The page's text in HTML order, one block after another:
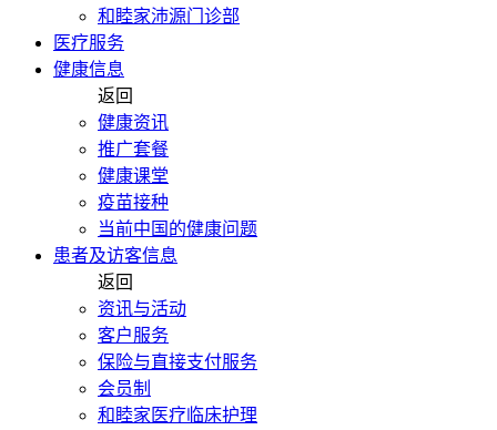
和睦家沛源门诊部
医疗服务
健康信息
返回
健康资讯
推广套餐
健康课堂
疫苗接种
当前中国的健康问题
患者及访客信息
返回
资讯与活动
客户服务
保险与直接支付服务
会员制
和睦家医疗临床护理